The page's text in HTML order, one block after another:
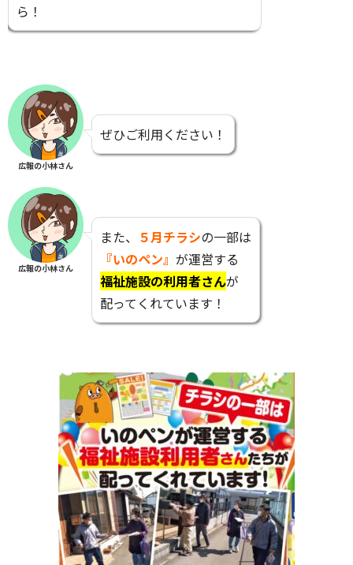
ら！
広報の小林さん
ぜひご利用ください！
広報の小林さん
また、 ５月チラシの一部は
『いのペン』 が運営する
福祉施設の利用者さんが
配ってくれています！